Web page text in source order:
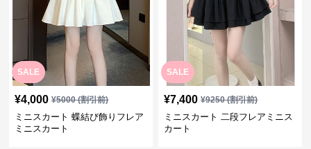
SALE
¥4,000 ¥5000(割引前)
ミニスカート 蝶結び飾りフレア
ミニスカート
SALE
¥7,400 ¥9250(割引前)
ミニスカート 二段フレアミニス
カート